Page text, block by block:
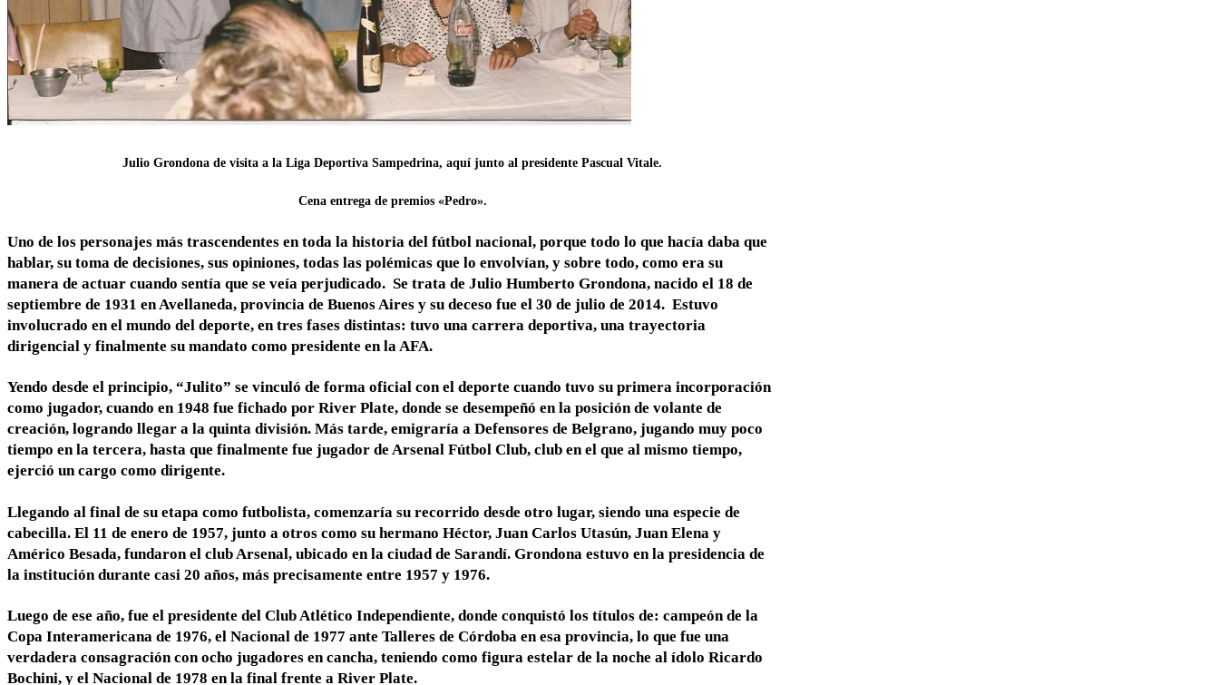
Julio Grondona de visita a la Liga Deportiva Sampedrina, aquí junto al presidente Pascual Vitale.
Cena entrega de premios «Pedro».
Uno de los personajes más trascendentes en toda la historia del fútbol nacional, porque todo lo que hacía daba que
hablar, su toma de decisiones, sus opiniones, todas las polémicas que lo envolvían, y sobre todo, como era su
manera de actuar cuando sentía que se veía perjudicado. Se trata de Julio Humberto Grondona, nacido el 18 de
septiembre de 1931 en Avellaneda, provincia de Buenos Aires y su deceso fue el 30 de julio de 2014. Estuvo
involucrado en el mundo del deporte, en tres fases distintas: tuvo una carrera deportiva, una trayectoria
dirigencial y finalmente su mandato como presidente en la AFA.
Yendo desde el principio, “Julito” se vinculó de forma oficial con el deporte cuando tuvo su primera incorporación
como jugador, cuando en 1948 fue fichado por River Plate, donde se desempeñó en la posición de volante de
creación, logrando llegar a la quinta división. Más tarde, emigraría a Defensores de Belgrano, jugando muy poco
tiempo en la tercera, hasta que finalmente fue jugador de Arsenal Fútbol Club, club en el que al mismo tiempo,
ejerció un cargo como dirigente.
Llegando al final de su etapa como futbolista, comenzaría su recorrido desde otro lugar, siendo una especie de
cabecilla. El 11 de enero de 1957, junto a otros como su hermano Héctor, Juan Carlos Utasún, Juan Elena y
Américo Besada, fundaron el club Arsenal, ubicado en la ciudad de Sarandí. Grondona estuvo en la presidencia de
la institución durante casi 20 años, más precisamente entre 1957 y 1976.
Luego de ese año, fue el presidente del Club Atlético Independiente, donde conquistó los títulos de: campeón de la
Copa Interamericana de 1976, el Nacional de 1977 ante Talleres de Córdoba en esa provincia, lo que fue una
verdadera consagración con ocho jugadores en cancha, teniendo como figura estelar de la noche al ídolo Ricardo
Bochini, y el Nacional de 1978 en la final frente a River Plate.